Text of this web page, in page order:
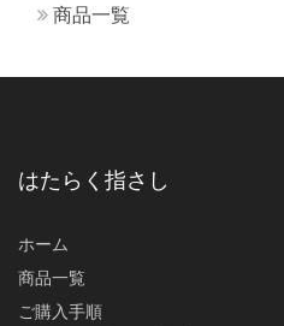
商品一覧
はたらく指さし
ホーム
商品一覧
ご購入手順